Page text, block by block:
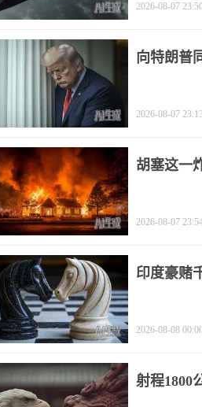
2026-08-07
向特朗普
2026-08-07
胡塞这一
2026-08-07
印度豪赌
2026-08-08
射程1800